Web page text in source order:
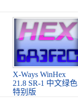
X-Ways WinHex
21.8 SR-1 中文绿色
特别版